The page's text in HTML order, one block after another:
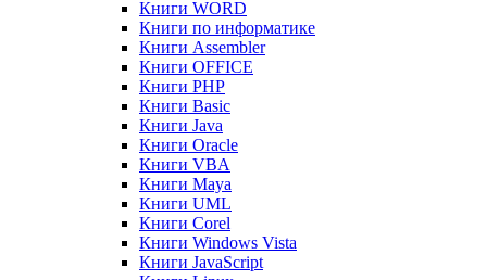
Книги WORD
Книги по информатике
Книги Assembler
Книги OFFICE
Книги PHP
Книги Basic
Книги Java
Книги Oracle
Книги VBA
Книги Maya
Книги UML
Книги Corel
Книги Windows Vista
Книги JavaScript